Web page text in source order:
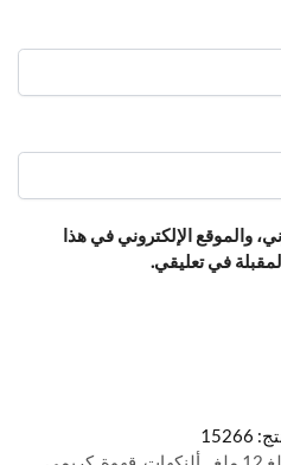
والموقع الإلكتروني في هذا
في تعليقي.
15266